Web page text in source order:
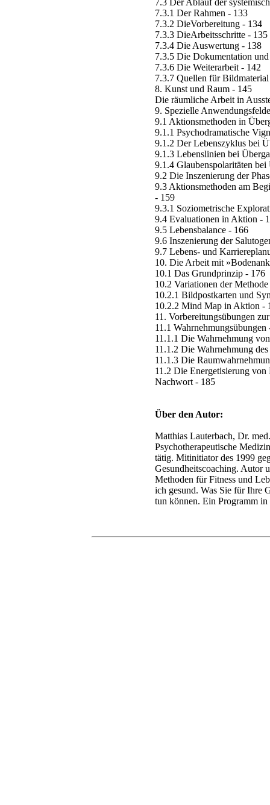
7.3 Der Ablauf der
7.3.1 Der Rahmen - 133
7.3.2 DieVorbereitung - 134
7.3.3 DieArbeitsschritte - 135
7.3.4 Die Auswertung - 138
7.3.5 Die Dokumentation
7.3.6 Die Weiterarbeit - 142
7.3.7 Quellen für
8. Kunst und Raum - 145
Die räumliche Arbeit in
9. Spezielle
9.1 Aktionsmethoden in
9.1.1 Psychodramatische
9.1.2 Der Lebenszyklus bei
9.1.3 Lebenslinien bei
9.1.4 Glaubenspolaritäten
9.2 Die Inszenierung der
9.3 Aktionsmethoden am
- 159
9.3.1 Soziometrische
9.4 Evaluationen in Aktion -
9.5 Lebensbalance - 166
9.6 Inszenierung der
9.7 Lebens- und
10. Die Arbeit mit
10.1 Das Grundprinzip - 176
10.2 Variationen der
10.2.1 Bildpostkarten und
10.2.2 Mind Map in Aktion -
11. Vorbereitungsübungen
11.1 Wahrnehmungsübungen
11.1.1 Die Wahrnehmung
11.1.2 Die Wahrnehmung
11.1.3 Die
11.2 Die Energetisierung
Nachwort - 185
Über den Autor:
Matthias Lauterbach, Dr.
Psychotherapeutische
tätig. Mitinitiator des 1999
Gesundheitscoaching. Autor
Methoden für Fitness und
ich gesund. Was Sie für Ihre
tun können. Ein Programm